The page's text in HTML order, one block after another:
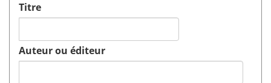
Titre
Auteur ou éditeur